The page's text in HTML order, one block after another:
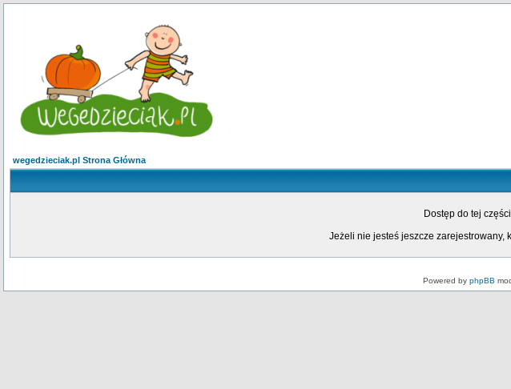
wegedzieciak.pl Strona Główna
Dostęp do tej
Jeżeli nie jesteś jeszcze zarejestrowany,
Powered by phpBB